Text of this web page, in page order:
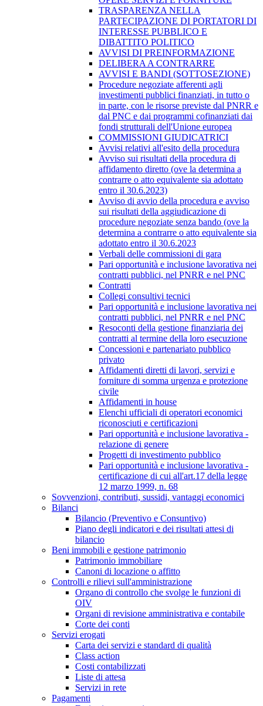
TRASPARENZA NELLA
PARTECIPAZIONE DI PORTATORI DI
INTERESSE PUBBLICO E
DIBATTITO POLITICO
AVVISI DI PREINFORMAZIONE
DELIBERA A CONTRARRE
AVVISI E BANDI (SOTTOSEZIONE)
Procedure negoziate afferenti agli
investimenti pubblici finanziati, in tutto o
in parte, con le risorse previste dal PNRR e
dal PNC e dai programmi cofinanziati dai
fondi strutturali dell'Unione europea
COMMISSIONI GIUDICATRICI
Avvisi relativi all'esito della procedura
Avviso sui risultati della procedura di
affidamento diretto (ove la determina a
contrarre o atto equivalente sia adottato
entro il 30.6.2023)
Avviso di avvio della procedura e avviso
sui risultati della aggiudicazione di
procedure negoziate senza bando (ove la
determina a contrarre o atto equivalente sia
adottato entro il 30.6.2023
Verbali delle commissioni di gara
Pari opportunità e inclusione lavorativa nei
contratti pubblici, nel PNRR e nel PNC
Contratti
Collegi consultivi tecnici
Pari opportunità e inclusione lavorativa nei
contratti pubblici, nel PNRR e nel PNC
Resoconti della gestione finanziaria dei
contratti al termine della loro esecuzione
Concessioni e partenariato pubblico
privato
Affidamenti diretti di lavori, servizi e
forniture di somma urgenza e protezione
civile
Affidamenti in house
Elenchi ufficiali di operatori economici
riconosciuti e certificazioni
Pari opportunità e inclusione lavorativa -
relazione di genere
Progetti di investimento pubblico
Pari opportunità e inclusione lavorativa -
certificazione di cui all'art.17 della legge
12 marzo 1999, n. 68
Sovvenzioni, contributi, sussidi, vantaggi economici
Bilanci
Bilancio (Preventivo e Consuntivo)
Piano degli indicatori e dei risultati attesi di
bilancio
Beni immobili e gestione patrimonio
Patrimonio immobiliare
Canoni di locazione o affitto
Controlli e rilievi sull'amministrazione
Organo di controllo che svolge le funzioni di
OIV
Organi di revisione amministrativa e contabile
Corte dei conti
Servizi erogati
Carta dei servizi e standard di qualità
Class action
Costi contabilizzati
Liste di attesa
Servizi in rete
Pagamenti